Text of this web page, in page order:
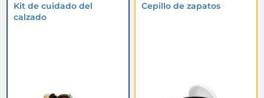
Kit de cuidado del
calzado
Cepillo de zapatos